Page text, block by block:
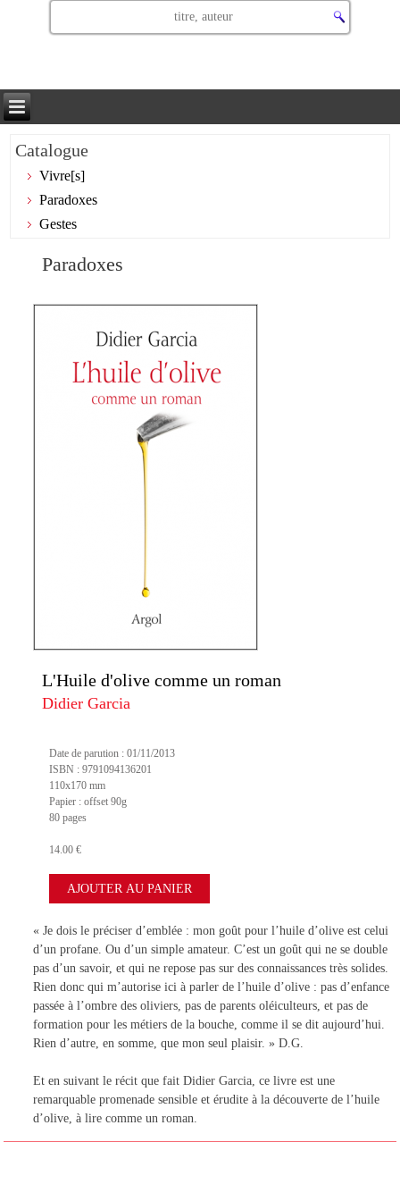
Catalogue
Vivre[s]
Paradoxes
Gestes
Paradoxes
L'Huile d'olive comme un roman
Didier Garcia
Date de parution : 01/11/2013
ISBN : 9791094136201
110x170 mm
Papier : offset 90g
80 pages
14.00 €
« Je dois le préciser d’emblée : mon goût pour l’huile d’olive est celui
d’un profane. Ou d’un simple amateur. C’est un goût qui ne se double
pas d’un savoir, et qui ne repose pas sur des connaissances très solides.
Rien donc qui m’autorise ici à parler de l’huile d’olive : pas d’enfance
passée à l’ombre des oliviers, pas de parents oléiculteurs, et pas de
formation pour les métiers de la bouche, comme il se dit aujourd’hui.
Rien d’autre, en somme, que mon seul plaisir. » D.G.
Et en suivant le récit que fait Didier Garcia, ce livre est une
remarquable promenade sensible et érudite à la découverte de l’huile
d’olive, à lire comme un roman.